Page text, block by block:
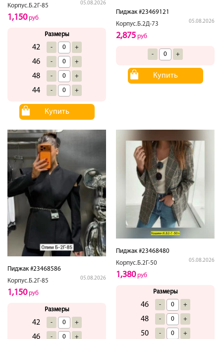
Корпус.Б.2Г-85
05.08.2026
1,150руб
Размеры
42 - +
46 - +
48 - +
44 - +
Купить
Пиджак #23469121
Корпус.Б.2Д-73
05.08.2026
2,875 руб
- +
Купить
Пиджак #23468586
Корпус.Б.2Г-85
05.08.2026
1,150руб
Размеры
42 - +
46 - +
Пиджак #23468480
Корпус.Б.2Г-50
05.08.2026
1,380руб
Размеры
46 - +
48 - +
50 - +